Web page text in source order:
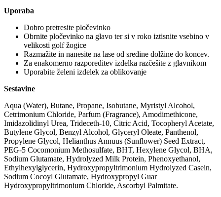
Uporaba
Dobro pretresite pločevinko
Obrnite pločevinko na glavo ter si v roko iztisnite vsebino v
velikosti golf žogice
Razmažite in nanesite na lase od sredine dolžine do koncev.
Za enakomerno razporeditev izdelka razčešite z glavnikom
Uporabite želeni izdelek za oblikovanje
Sestavine
Aqua (Water), Butane, Propane, Isobutane, Myristyl Alcohol,
Cetrimonium Chloride, Parfum (Fragrance), Amodimethicone,
Imidazolidinyl Urea, Trideceth-10, Citric Acid, Tocopheryl Acetate,
Butylene Glycol, Benzyl Alcohol, Glyceryl Oleate, Panthenol,
Propylene Glycol, Helianthus Annuus (Sunflower) Seed Extract,
PEG-5 Cocomonium Methosulfate, BHT, Hexylene Glycol, BHA,
Sodium Glutamate, Hydrolyzed Milk Protein, Phenoxyethanol,
Ethylhexylglycerin, Hydroxypropyltrimonium Hydrolyzed Casein,
Sodium Cocoyl Glutamate, Hydroxypropyl Guar
Hydroxypropyltrimonium Chloride, Ascorbyl Palmitate.